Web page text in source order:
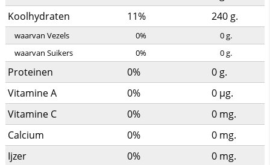
Koolhydraten
11% 240 g.
waarvan Vezels 0% 0g.
waarvan Suikers
0% 0g.
Proteinen 0% 0 g.
Vitamine A
0% 0 µg.
Vitamine C
0% 0 mg.
Calcium
0% 0 mg.
Ijzer
0% 0 mg.